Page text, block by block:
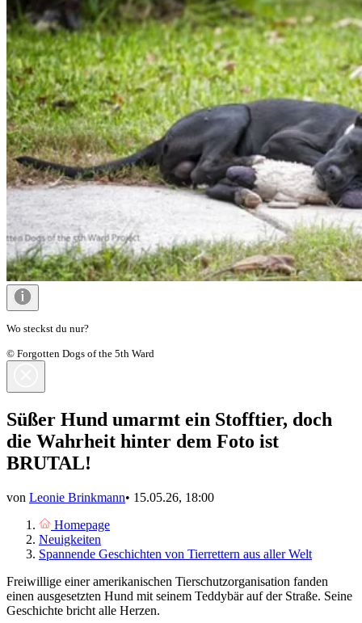
Wo steckst du nur?
© Forgotten Dogs of the 5th Ward
Süßer Hund umarmt ein Stofftier, doch
die Wahrheit hinter dem Foto ist
BRUTAL!
von Leonie Brinkmann• 15.05.26, 18:00
Homepage
Neuigkeiten
Spannende Geschichten von Tierrettern aus aller Welt
Freiwillige einer amerikanischen Tierschutzorganisation fanden
einen ausgesetzten Hund mit seinem Teddybär auf der Straße. Seine
Geschichte bricht alle Herzen.